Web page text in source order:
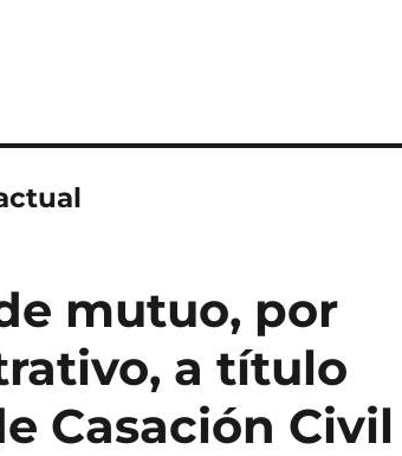
mutuo, por
a título
Casación Civil